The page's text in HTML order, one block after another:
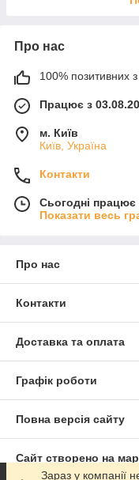
Про нас
100% позитивних з
Працює з
м. Київ
Київ, Україна
Контакти
Сьогодні працює
Показати весь
Про нас
Контакти
Доставка та оплата
Графік роботи
Повна версія сайту
Сайт створено на
Зараз у компанії